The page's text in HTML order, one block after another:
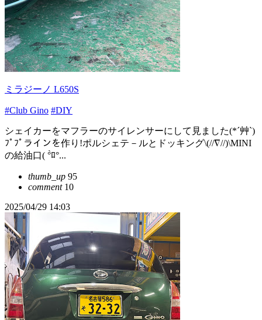
ミラジーノ L650S
#Club Gino #DIY
シェイカーをマフラーのサイレンサーにして見ました(*´艸`)
ﾌﾟﾌﾟラインを作り!ポルシェテ－ルとドッキング\(//∇//)\MINI
の給油口( °̀ﾛ°...
thumb_up 95
comment10
2025/04/29 14:03